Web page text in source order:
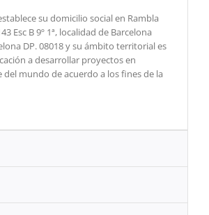
su domicilio social en Rambla
Esc B 9º 1ª, localidad de Barcelona
DP. 08018 y su ámbito territorial es
a desarrollar proyectos en
mundo de acuerdo a los fines de la